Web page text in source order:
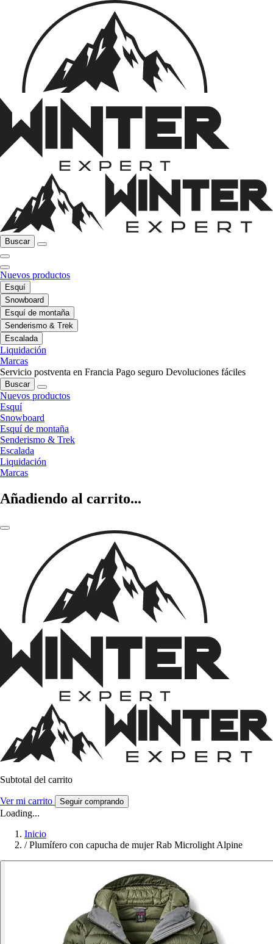
Buscar
Nuevos productos
Esquí
Snowboard
Esquí de montaña
Senderismo & Trek
Escalada
Liquidación
Marcas
Servicio postventa en Francia Pago seguro Devoluciones fáciles
Buscar
Nuevos productos
Esquí
Snowboard
Esquí de montaña
Senderismo & Trek
Escalada
Liquidación
Marcas
Añadiendo al carrito...
Subtotal del carrito
Ver mi carrito Seguir comprando
Loading...
Inicio
/ Plumífero con capucha de mujer Rab Microlight Alpine